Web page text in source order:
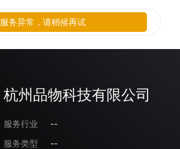
杭州品物科技有限公司
服务行业
--
服务类型
--
服务异常，请稍候再试